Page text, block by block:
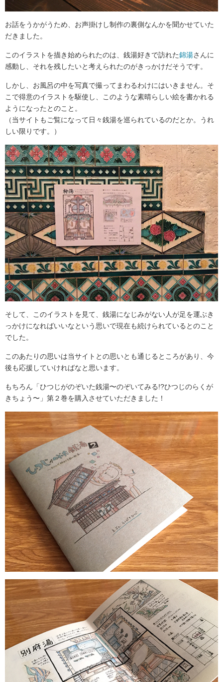
お話をうかがうため、お声掛けし制作の裏側なんかを聞かせていた
だきました。
このイラストを描き始められたのは、銭湯好きで訪れた錦湯さんに
感動し、それを残したいと考えられたのがきっかけだそうです。
しかし、お風呂の中を写真で撮ってまわるわけにはいきません。そ
こで得意のイラストを駆使し、このような素晴らしい絵を書かれる
ようになったとのこと。
（当サイトもご覧になって日々銭湯を巡られているのだとか。うれ
しい限りです。）
そして、このイラストを見て、銭湯になじみがない人が足を運ぶき
っかけになればいいなという思いで現在も続けられているとのこと
でした。
このあたりの思いは当サイトとの思いとも通じるところがあり、今
後も応援していければなと思います。
もちろん「ひつじがのぞいた銭湯〜のぞいてみる!?ひつじのらくが
きちょう〜」第２巻を購入させていただきました！